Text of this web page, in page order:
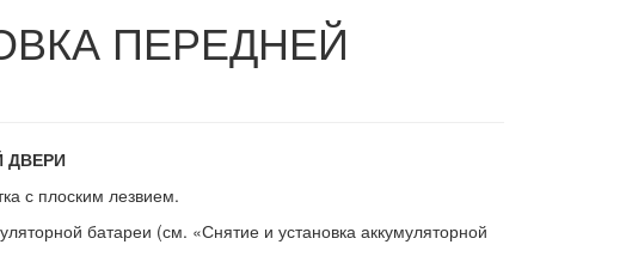
ПЕРЕДНЕЙ
ДВЕРИ
с плоским лезвием.
батареи (см. «Снятие и установка аккумуляторной